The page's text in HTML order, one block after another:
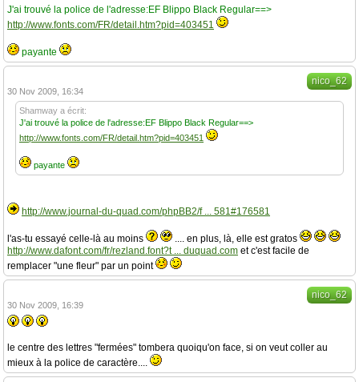
J'ai trouvé la police de l'adresse:EF Blippo Black Regular==>
http://www.fonts.com/FR/detail.htm?pid=403451
payante
nico_62
30 Nov 2009, 16:34
Shamway a écrit:
J'ai trouvé la police de l'adresse:EF Blippo Black Regular==>
http://www.fonts.com/FR/detail.htm?pid=403451
payante
http://www.journal-du-quad.com/phpBB2/f ... 581#176581
l'as-tu essayé celle-là au moins
.... en plus, là, elle est gratos
http://www.dafont.com/fr/rezland.font?t ... duquad.com et c'est facile de
remplacer "une fleur" par un point
nico_62
30 Nov 2009, 16:39
le centre des lettres "fermées" tombera quoiqu'on face, si on veut coller au
mieux à la police de caractère....